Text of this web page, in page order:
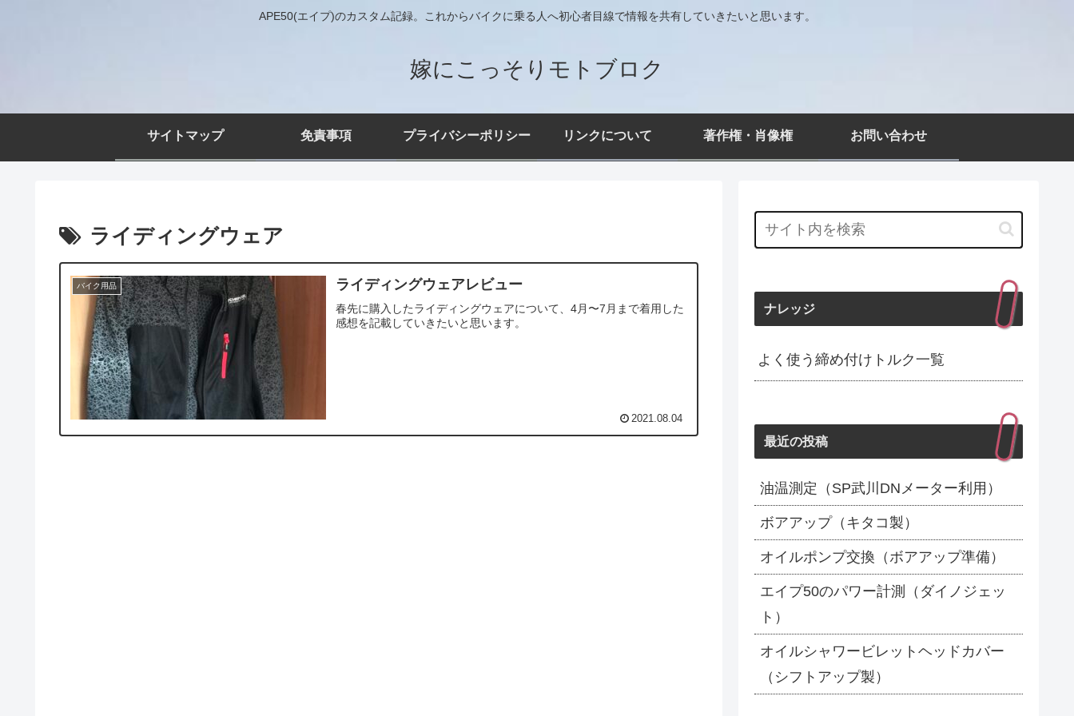
APE50(エイプ)のカスタム記録。これからバイクに乗る人へ初心者目線で情報を共有していきたいと思います。
嫁にこっそりモトブロク
サイトマップ 免責事項 プライバシーポリシー リンクについて 著作権・肖像権 お問い合わせ
ライディングウェア
バイク用品 ライディングウェアレビュー
春先に購入したライディングウェアについて、4月〜7月まで着用した
感想を記載していきたいと思います。
2021.08.04
ナレッジ
よく使う締め付けトルク一覧
最近の投稿
油温測定（SP武川DNメーター利用）
ボアアップ（キタコ製）
オイルポンプ交換（ボアアップ準備）
エイプ50のパワー計測（ダイノジェッ
ト）
オイルシャワービレットヘッドカバー
（シフトアップ製）